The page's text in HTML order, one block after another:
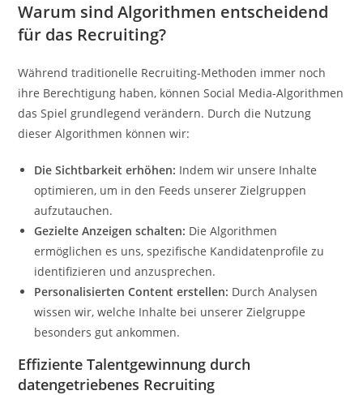
Warum sind Algorithmen entscheidend
für das Recruiting?
Während traditionelle Recruiting-Methoden immer noch
ihre Berechtigung haben, können Social Media-Algorithmen
das Spiel grundlegend verändern. Durch die Nutzung
dieser Algorithmen können wir:
Die Sichtbarkeit erhöhen: Indem wir unsere Inhalte
optimieren, um in den Feeds unserer Zielgruppen
aufzutauchen.
Gezielte Anzeigen schalten: Die Algorithmen
ermöglichen es uns, spezifische Kandidatenprofile zu
identifizieren und anzusprechen.
Personalisierten Content erstellen: Durch Analysen
wissen wir, welche Inhalte bei unserer Zielgruppe
besonders gut ankommen.
Effiziente Talentgewinnung durch
datengetriebenes Recruiting